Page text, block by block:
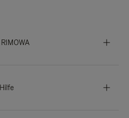
Hilfe